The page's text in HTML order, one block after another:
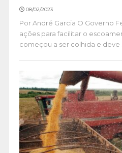
08/02/2023
Por André Garcia O Governo
ações para facilitar o
começou a ser colhida e deve